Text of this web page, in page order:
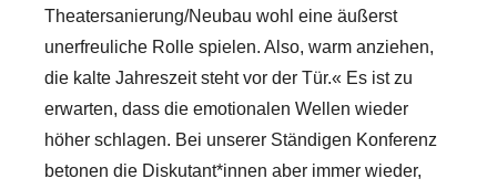
Theatersanierung/Neubau wohl eine äußerst
unerfreuliche Rolle spielen. Also, warm anziehen,
die kalte Jahreszeit steht vor der Tür.« Es ist zu
erwarten, dass die emotionalen Wellen wieder
höher schlagen. Bei unserer Ständigen Konferenz
betonen die Diskutant*innen aber immer wieder,